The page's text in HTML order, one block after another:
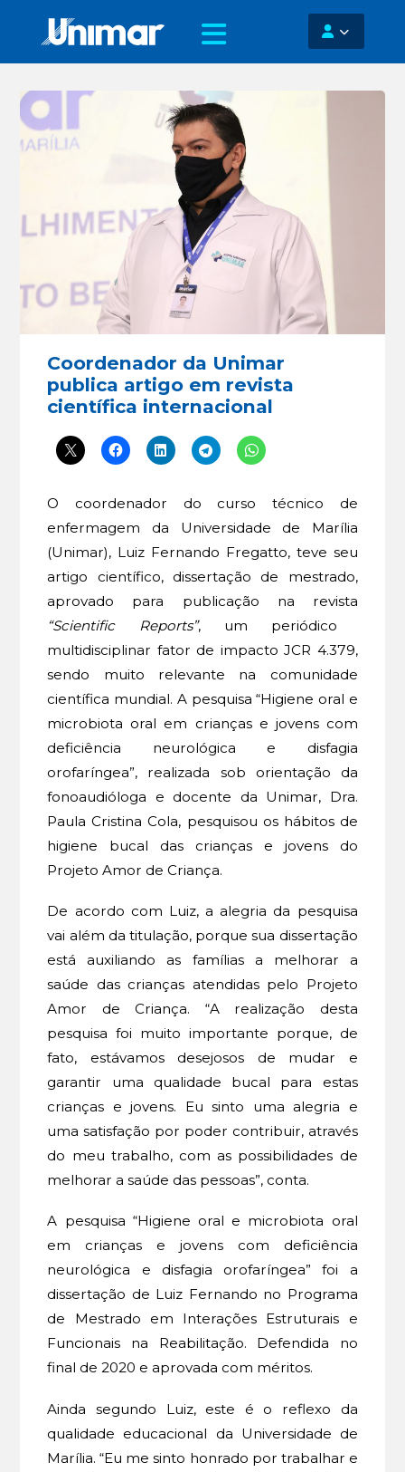
Coordenador da Unimar
publica artigo em revista
científica internacional
O coordenador do curso técnico de
enfermagem da Universidade de Marília
(Unimar), Luiz Fernando Fregatto, teve seu
artigo científico, dissertação de mestrado,
aprovado para publicação na revista
“Scientific Reports”, um periódico
multidisciplinar fator de impacto JCR 4.379,
sendo muito relevante na comunidade
científica mundial. A pesquisa “Higiene oral e
microbiota oral em crianças e jovens com
deficiência neurológica e disfagia
orofaríngea”, realizada sob orientação da
fonoaudióloga e docente da Unimar, Dra.
Paula Cristina Cola, pesquisou os hábitos de
higiene bucal das crianças e jovens do
Projeto Amor de Criança.
De acordo com Luiz, a alegria da pesquisa
vai além da titulação, porque sua dissertação
está auxiliando as famílias a melhorar a
saúde das crianças atendidas pelo Projeto
Amor de Criança. “A realização desta
pesquisa foi muito importante porque, de
fato, estávamos desejosos de mudar e
garantir uma qualidade bucal para estas
crianças e jovens. Eu sinto uma alegria e
uma satisfação por poder contribuir, através
do meu trabalho, com as possibilidades de
melhorar a saúde das pessoas”, conta.
A pesquisa “Higiene oral e microbiota oral
em crianças e jovens com deficiência
neurológica e disfagia orofaríngea” foi a
dissertação de Luiz Fernando no Programa
de Mestrado em Interações Estruturais e
Funcionais na Reabilitação. Defendida no
final de 2020 e aprovada com méritos.
Ainda segundo Luiz, este é o reflexo da
qualidade educacional da Universidade de
Marília. “Eu me sinto honrado por trabalhar e